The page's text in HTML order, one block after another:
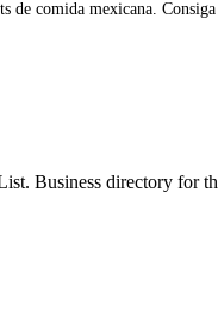
de comida mexicana.
Business directory for